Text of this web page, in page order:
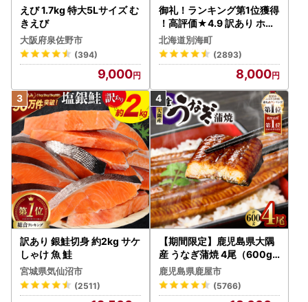
えび 1.7kg 特大5Lサイズ む
きえび
大阪府泉佐野市
(394)
9,000
御礼！ランキング第1位獲得
！高評価★4.9 訳あり ホタ
テ 400g（ほたて 帆立 貝柱
冷凍 ）
北海道別海町
(2893)
8,000
訳あり 銀鮭切身 約2kg サケ
しゃけ 魚 鮭
宮城県気仙沼市
(2511)
【期間限定】鹿児島県大隅
産 うなぎ蒲焼 4尾（600g
） KN007-004-04-cp18
うなぎ 鰻 魚 惣菜 総菜
鹿児島県鹿屋市
(5766)